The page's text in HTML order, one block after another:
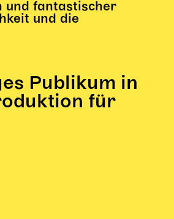
und fantastischer
und die
Publikum in
für